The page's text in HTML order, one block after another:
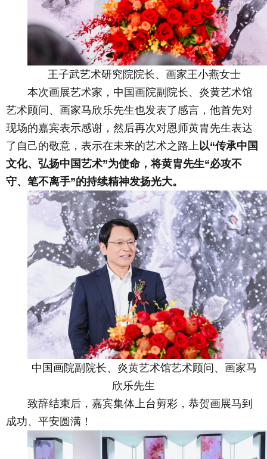
王子武艺术研究院院长、画家王小燕女士
本次画展艺术家，中国画院副院长、炎黄艺术馆
艺术顾问、画家马欣乐先生也发表了感言，他首先对
现场的嘉宾表示感谢，然后再次对恩师黄胄先生表达
了自己的敬意，表示在未来的艺术之路上以“传承中国
文化、弘扬中国艺术”为使命，将黄胄先生“必攻不
守、笔不离手”的持续精神发扬光大。
中国画院副院长、炎黄艺术馆艺术顾问、画家马
欣乐先生
致辞结束后，嘉宾集体上台剪彩，恭贺画展马到
成功、平安圆满！